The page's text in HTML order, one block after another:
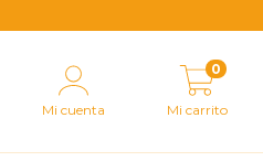
Mi cuenta Mi carrito
0